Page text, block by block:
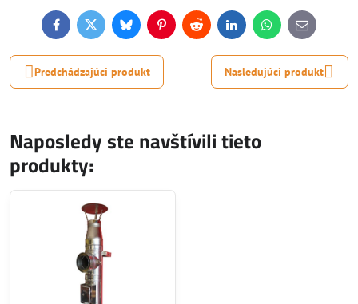
FacebookTwitterBlueskyPinterestReddit LinkedInWhatsApp
E-
mail
Predchádzajúci produkt Nasledujúci produkt
Naposledy ste navštívili tieto
produkty: